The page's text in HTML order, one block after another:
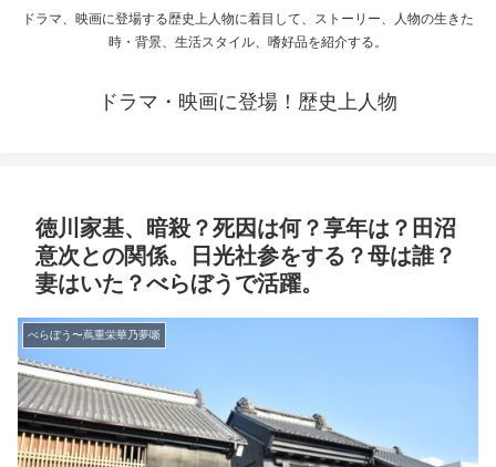
ドラマ、映画に登場する歴史上人物に着目して、ストーリー、人物の生きた
時・背景、生活スタイル、嗜好品を紹介する。
ドラマ・映画に登場！歴史上人物
徳川家基、暗殺？死因は何？享年は？田沼
意次との関係。日光社参をする？母は誰？
妻はいた？べらぼうで活躍。
べらぼう〜蔦重栄華乃夢噺